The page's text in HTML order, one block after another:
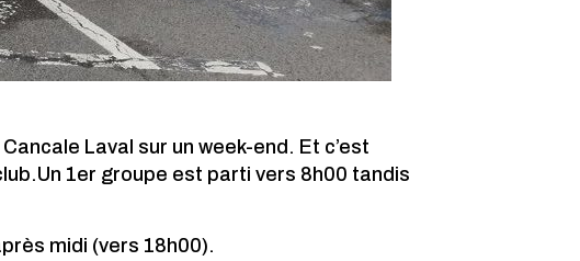
Laval sur un week-end. Et c’est
1er groupe est parti vers 8h00 tandis
midi (vers 18h00).